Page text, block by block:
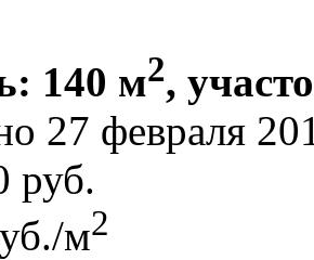
140 м2,
27 февраля
руб.
м2